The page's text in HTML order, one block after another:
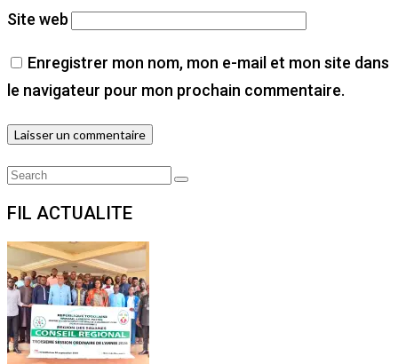
Site web
Enregistrer mon nom, mon e-mail et mon site dans
le navigateur pour mon prochain commentaire.
Search
Search
FIL ACTUALITE